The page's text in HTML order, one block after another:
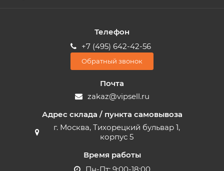
Телефон
+7 (495) 642-42-56
Обратный звонок
Почта
zakaz@vipsell.ru
Адрес склада / пункта самовывоза
г. Москва, Тихорецкий бульвар 1,
корпус 5
Время работы